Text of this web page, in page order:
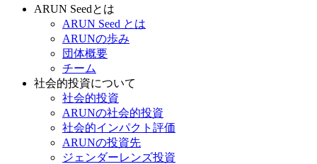
ARUN Seedとは
ARUN Seed とは
ARUNの歩み
団体概要
チーム
社会的投資について
社会的投資
ARUNの社会的投資
社会的インパクト評価
ARUNの投資先
ジェンダーレンズ投資